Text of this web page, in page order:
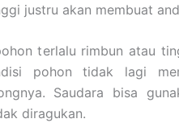
justru akan membuat
terlalu rimbun atau
pohon tidak lagi
Saudara bisa
diragukan.